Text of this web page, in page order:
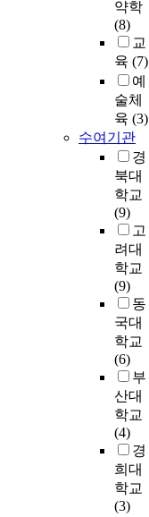
약학
(8)
교
육 (7)
예
술체
육 (3)
수여기관
경
북대
학교
(9)
고
려대
학교
(9)
동
국대
학교
(6)
부
산대
학교
(4)
경
희대
학교
(3)